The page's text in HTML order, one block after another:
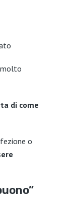
molto
di come
o